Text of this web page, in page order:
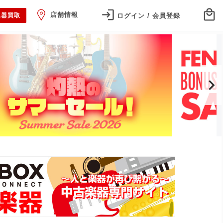
ログイン / 会員登録
店舗情報
買取